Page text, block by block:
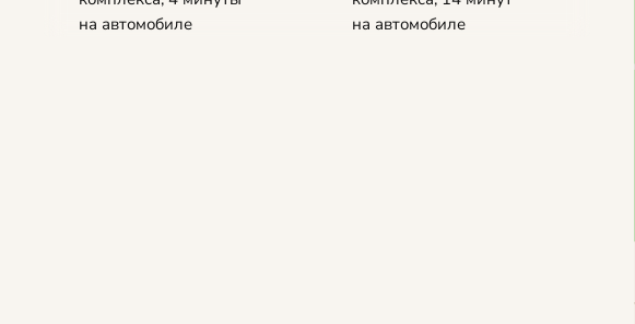
на автомобиле
на автомобиле